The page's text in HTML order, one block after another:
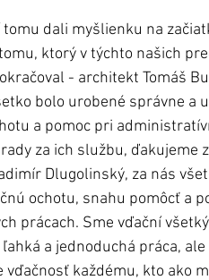
dali myšlienku na
ktorý v týchto našich
- architekt Tomáš
bolo urobené správne a
a pomoc pri
za ich službu, ďakujeme
Dlugolinský, za nás
ochotu, snahu pomôcť a
prácach. Sme vďační
a jednoduchá práca,
vďačnosť každému, kto ako